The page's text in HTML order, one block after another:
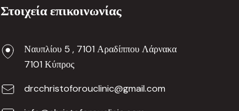
Στοιχεία επικοινωνίας
Ναυπλίου 5 , 7101 Αραδίππου Λάρνακα
7101 Κύπρος
drcchristoforouclinic@gmail.com